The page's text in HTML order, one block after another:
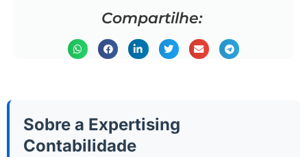
Compartilhe:
Sobre a Expertising
Contabilidade